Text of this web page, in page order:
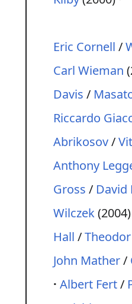
Eric Cornell /
Carl Wieman
Davis /
Riccardo
Abrikosov/
Anthony
Gross / David
Wilczek(2004)
Hall /
John Mather/
Albert Fert/